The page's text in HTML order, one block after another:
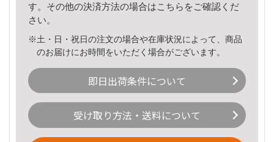
す。その他の決済方法の場合はこちら をご確認くだ
さい。
※土・日・祝日の注文の場合や在庫状況によって、商品
のお届けにお時間をいただく場合がございます。
即日出荷条件について
受け取り方法・送料について